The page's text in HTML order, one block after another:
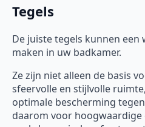
Tegels
De juiste tegels kunnen een
maken in uw badkamer.
Ze zijn niet alleen de basis
sfeervolle en stijlvolle
optimale bescherming
daarom voor hoogwaardige